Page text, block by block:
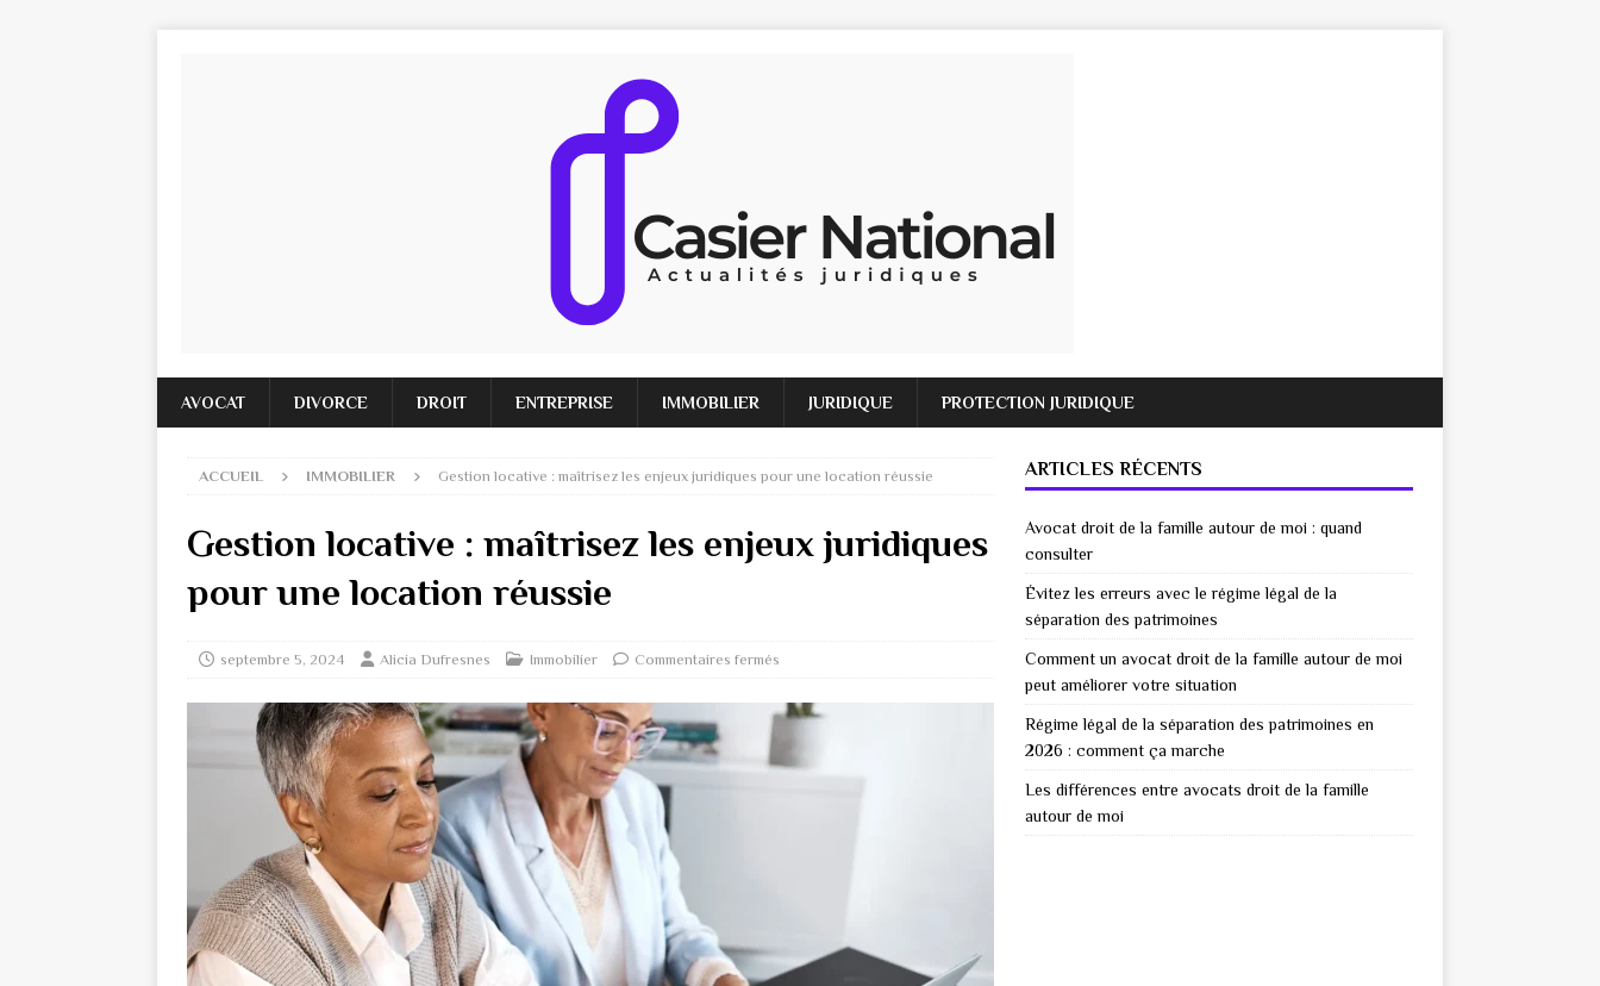
AVOCAT DIVORCE DROIT ENTREPRISE IMMOBILIER JURIDIQUE PROTECTION JURIDIQUE
ACCUEIL IMMOBILIER Gestion locative : maîtrisez les enjeux juridiques pour une location réussie
Gestion locative : maîtrisez les enjeux juridiques
pour une location réussie
septembre 5, 2024 Alicia Dufresnes Immobilier Commentaires fermés
ARTICLES RÉCENTS
Avocat droit de la famille autour de moi : quand
consulter
Évitez les erreurs avec le régime légal de la
séparation des patrimoines
Comment un avocat droit de la famille autour de moi
peut améliorer votre situation
Régime légal de la séparation des patrimoines en
2026 : comment ça marche
Les différences entre avocats droit de la famille
autour de moi